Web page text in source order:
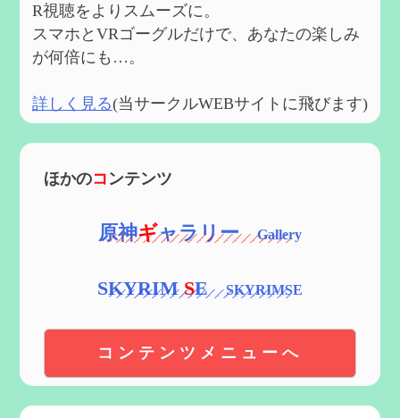
R視聴をよりスムーズに。
スマホとVRゴーグルだけで、あなたの楽しみ
が何倍にも…。
詳しく見る(当サークルWEBサイトに飛びます)
ほかのコ ンテンツ
原神ギャラリー
SKYRIMSE
コンテンツメニューへ